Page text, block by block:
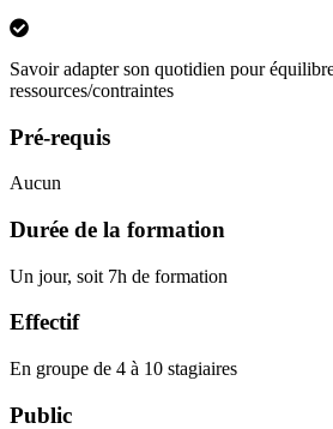
Savoir adapter son quotidien pour
ressources/contraintes
Pré-requis
Aucun
Durée de la formation
Un jour, soit 7h de formation
Effectif
En groupe de 4 à 10 stagiaires
Public